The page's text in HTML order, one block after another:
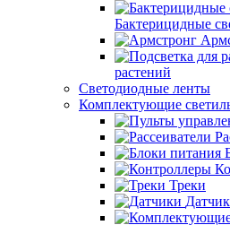
Бактерицидные
растений
Светодиодные ленты
Комплектующие
Треки